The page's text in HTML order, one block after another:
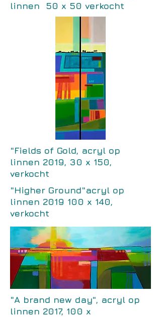
linnen 50 x 50 verkocht
"Fields of Gold, acryl op
linnen 2019, 30 x 150,
verkocht
"Higher Ground"acryl op
linnen 2019 100 x 140,
verkocht
"A brand new day", acryl op
linnen 2017, 100 x